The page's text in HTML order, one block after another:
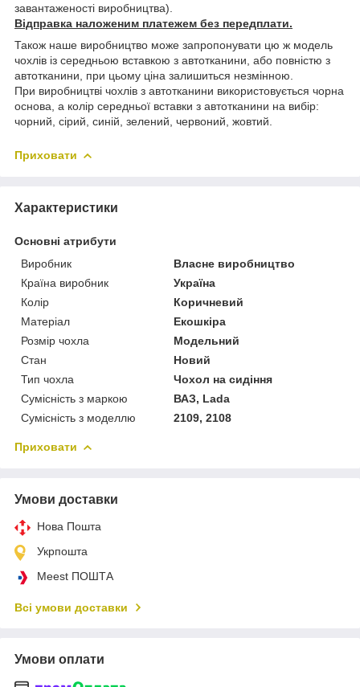
завантаженості виробництва).
Відправка наложеним платежем без передплати.
Також наше виробництво може запропонувати цю ж модель
чохлів із середньою вставкою з автотканини, або повністю з
автотканини, при цьому ціна залишиться незмінною.
При виробництві чохлів з автотканини використовується чорна
основа, а колір середньої вставки з автотканини на вибір:
чорний, сірий, синій, зелений, червоний, жовтий.
Приховати
Характеристики
Основні атрибути
Виробник
Власне виробництво
Країна виробник
Україна
Колір
Коричневий
Матеріал
Екошкіра
Розмір чохла
Модельний
Стан
Новий
Тип чохла
Чохол на сидіння
Сумісність з маркою
ВАЗ, Lada
Сумісність з моделлю
2109, 2108
Приховати
Умови доставки
Нова Пошта
Укрпошта
Meest ПОШТА
Всі умови доставки
Умови оплати